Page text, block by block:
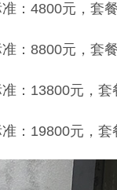
：4800元，套
：8800元，套
：13800元，套
：19800元，